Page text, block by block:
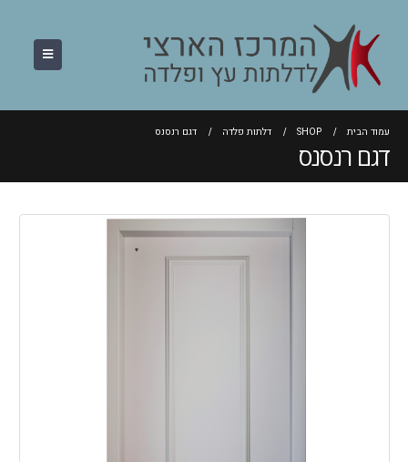
עמוד הבית SHOP דלתות פלדה דגם רנסנס
דגם רנסנס